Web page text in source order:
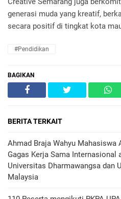
generasi muda yang kreatif,
secara positif di tingkat kota
#Pendidikan
BAGIKAN
BERITA TERKAIT
Ahmad Braja Wahyu Mahasiswa
Gagas Kerja Sama Internasional
Universitas Dharmawangsa dan
Malaysia